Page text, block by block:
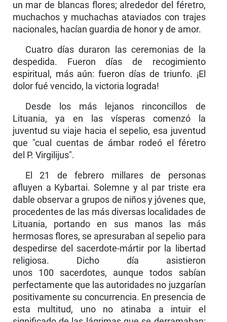
un mar de blancas flores; alrededor del féretro,
muchachos y muchachas ataviados con trajes
nacionales, hacían guardia de honor y de amor.
Cuatro días duraron las ceremonias de la
despedi­da. Fueron días de recogimiento
espiritual, más aún: fueron días de triunfo. ¡El
dolor fué vencido, la victoria lograda!
Desde los más lejanos rinconcillos de
Lituania, ya en las vísperas comenzó la
juventud su viaje hacia el sepelio, esa juventud
que "cual cuentas de ámbar rodeó el féretro
del P. Virgilijus".
El 21 de febrero millares de personas
afluyen a Kybartai. Solemne y al par triste era
dable observar a grupos de niños y jóvenes que,
procedentes de las más diversas localidades de
Lituania, portando en sus manos las más
hermosas flores, se apresuraban al sepelio para
despedirse del sacerdote-mártir por la libertad
religiosa. Dicho día asistieron
unos 100 sacerdotes, aunque todos sabían
perfectamente que las autoridades no juzgarían
positivamente su con­currencia. En presencia de
esta multitud, uno no atinaba a intuir el